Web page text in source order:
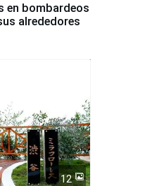
en bombardeos
alrededores
12